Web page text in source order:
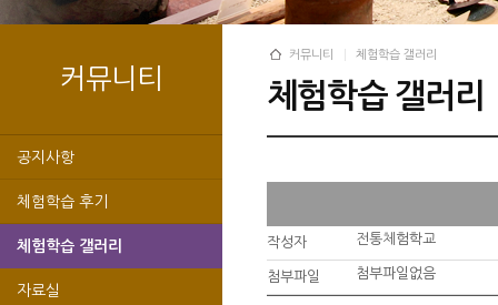
커뮤니티
공지사항
체험학습 후기
체험학습 갤러리
자료실
커뮤니티 체험학습 갤러리
체험학습 갤러리
작성자 전통체험학교
첨부파일 첨부파일없음